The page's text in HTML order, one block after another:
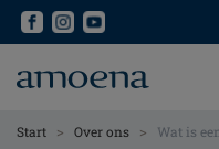
Skip
content
Skip
content
Start > Over ons > Wat is